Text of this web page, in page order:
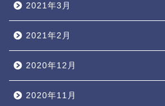
2021年3月
2021年2月
2020年12月
2020年11月